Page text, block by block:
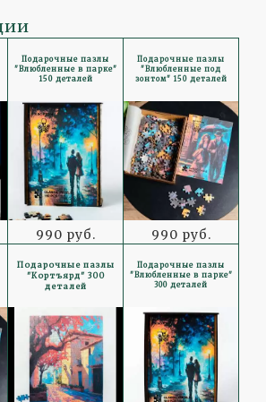
Подарочные пазлы
"Влюбленные в парке"
150 деталей
990 руб.
Подарочные пазлы
"Влюбленные под
зонтом" 150 деталей
990 руб.
Подарочные пазлы
"Кортъярд" 300
деталей
Подарочные пазлы
"Влюбленные в парке"
300 деталей